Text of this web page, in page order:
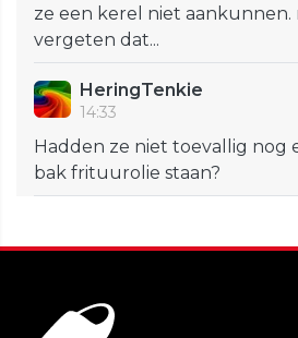
ze een kerel niet aankunnen.
vergeten dat...
HeringTenkie
14:33
Hadden ze niet toevallig nog
bak frituurolie staan?